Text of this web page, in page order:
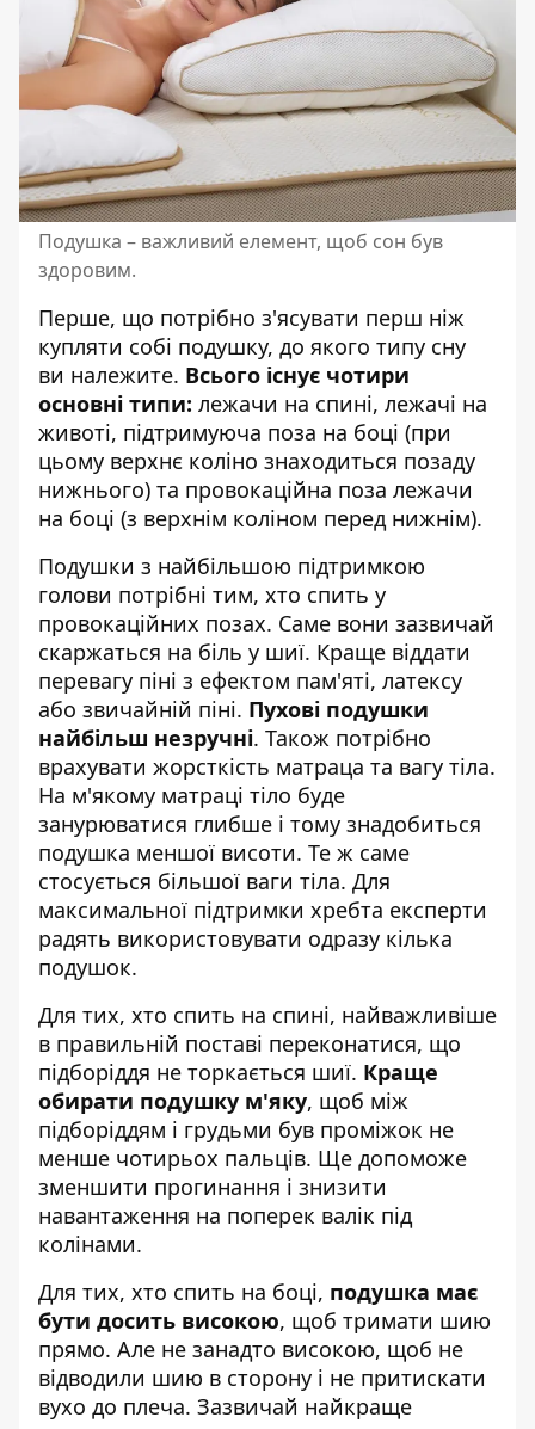
Подушка – важливий елемент, щоб сон був
здоровим.
Перше, що потрібно з'ясувати перш ніж
купляти собі подушку, до якого типу сну
ви належите. Всього існує чотири
основні типи: лежачи на спині, лежачі на
животі, підтримуюча поза на боці (при
цьому верхнє коліно знаходиться позаду
нижнього) та провокаційна поза лежачи
на боці (з верхнім коліном перед нижнім).
Подушки з найбільшою підтримкою
голови потрібні тим, хто спить у
провокаційних позах. Саме вони зазвичай
скаржаться на біль у шиї. Краще віддати
перевагу піні з ефектом пам'яті, латексу
або звичайній піні. Пухові подушки
найбільш незручні. Також потрібно
врахувати жорсткість матраца та вагу тіла.
На м'якому матраці тіло буде
занурюватися глибше і тому знадобиться
подушка меншої висоти. Те ж саме
стосується більшої ваги тіла. Для
максимальної підтримки хребта експерти
радять використовувати одразу кілька
подушок.
Для тих, хто спить на спині, найважливіше
в правильній поставі переконатися, що
підборіддя не торкається шиї. Краще
обирати подушку м'яку, щоб між
підборіддям і грудьми був проміжок не
менше чотирьох пальців. Ще допоможе
зменшити прогинання і знизити
навантаження на поперек валік під
колінами.
Для тих, хто спить на боці, подушка має
бути досить високою, щоб тримати шию
прямо. Але не занадто високою, щоб не
відводили шию в сторону і не притискати
вухо до плеча. Зазвичай найкраще